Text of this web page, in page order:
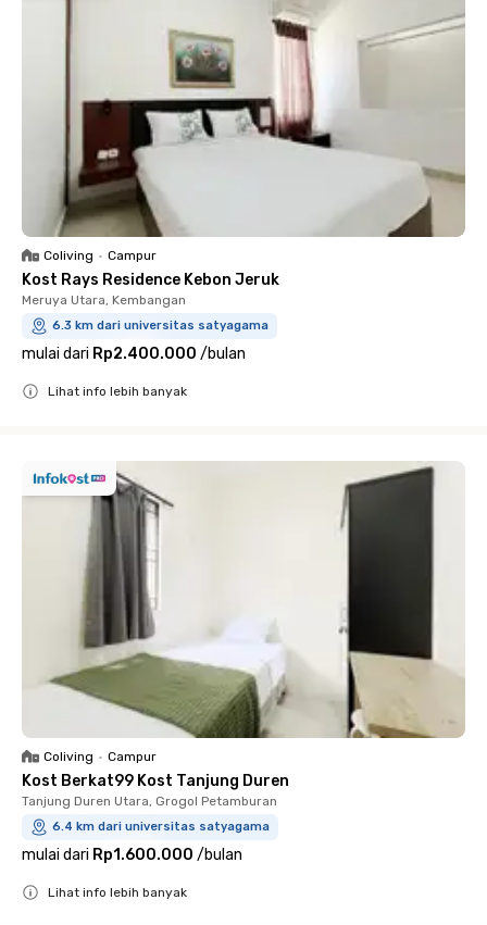
Coliving • Campur
Kost Rays Residence Kebon Jeruk
Meruya Utara, Kembangan
6.3 km dari universitas satyagama
mulai dari Rp2.400.000 /bulan
Lihat info lebih banyak
Coliving • Campur
Kost Berkat99 Kost Tanjung Duren
Tanjung Duren Utara, Grogol Petamburan
6.4 km dari universitas satyagama
mulai dari Rp1.600.000 /bulan
Lihat info lebih banyak